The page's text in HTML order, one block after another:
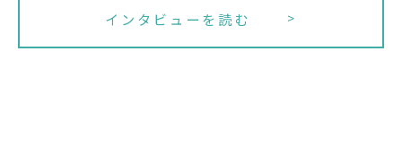
インタビューを読む